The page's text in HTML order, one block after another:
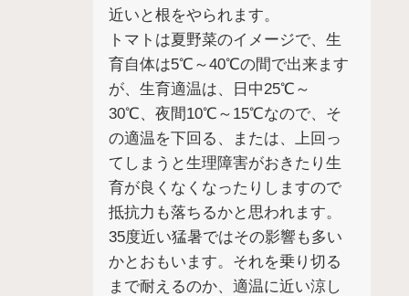
近いと根をやられます。
トマトは夏野菜のイメージで、生
育自体は5℃～40℃の間で出来ます
が、生育適温は、日中25℃～
30℃、夜間10℃～15℃なので、そ
の適温を下回る、または、上回っ
てしまうと生理障害がおきたり生
育が良くなくなったりしますので
抵抗力も落ちるかと思われます。
35度近い猛暑ではその影響も多い
かとおもいます。それを乗り切る
まで耐えるのか、適温に近い涼し